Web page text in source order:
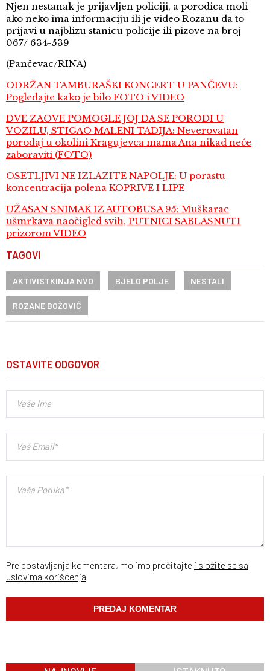
Njen nestanak je prijavljen policiji, a porodica moli
ako neko ima informaciju ili je video Rozanu da to
prijavi u najblizu stanicu policije ili pizove na broj
067/ 634-539
(Pančevac/RINA)
ODRŽAN TAMBURAŠKI KONCERT U PANČEVU:
Pogledajte kako je bilo FOTO i VIDEO
DVE ZAOVE POMOGLE JOJ DA SE PORODI U
VOZILU, STIGAO MALENI TADIJA: Neverovatan
porođaj u okolini Kragujevca mama Ana nikad neće
zaboraviti (FOTO)
OSETLJIVI NE IZLAZITE NAPOLJE: U porastu
koncentracija polena KOPRIVE I LIPE
UŽASAN SNIMAK IZ AUTOBUSA 95: Muškarac
ušmrkava naočigled svih, PUTNICI SABLASNUTI
prizorom VIDEO
TAGOVI
AKTIVISTKINJA NVO BJELO POLJE NESTALI
ROZANE BOŽOVIĆ
OSTAVITE ODGOVOR
Pre postavljanja komentara, molimo pročitajte i složite se sa
uslovima korišćenja